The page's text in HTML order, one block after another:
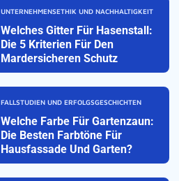
UNTERNEHMENSETHIK UND NACHHALTIGKEIT
Welches Gitter Für Hasenstall:
Die 5 Kriterien Für Den
Mardersicheren Schutz
FALLSTUDIEN UND ERFOLGSGESCHICHTEN
Welche Farbe Für Gartenzaun:
Die Besten Farbtöne Für
Hausfassade Und Garten?